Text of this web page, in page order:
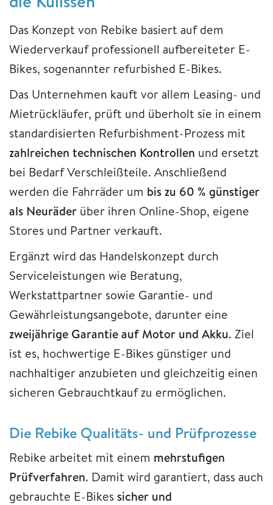
Das Konzept von Rebike basiert auf dem
Wiederverkauf professionell aufbereiteter E-
Bikes, sogenannter refurbished E-Bikes.
Das Unternehmen kauft vor allem Leasing- und
Mietrückläufer, prüft und überholt sie in einem
standardisierten Refurbishment-Prozess mit
zahlreichen technischen Kontrollen und ersetzt
bei Bedarf Verschleißteile. Anschließend
werden die Fahrräder um bis zu 60 % günstiger
als Neuräder über ihren Online-Shop, eigene
Stores und Partner verkauft.
Ergänzt wird das Handelskonzept durch
Serviceleistungen wie Beratung,
Werkstattpartner sowie Garantie- und
Gewährleistungsangebote, darunter eine
zweijährige Garantie auf Motor und Akku. Ziel
ist es, hochwertige E-Bikes günstiger und
nachhaltiger anzubieten und gleichzeitig einen
sicheren Gebrauchtkauf zu ermöglichen.
Die Rebike Qualitäts- und Prüfprozesse
Rebike arbeitet mit einem mehrstufigen
Prüfverfahren. Damit wird garantiert, dass auch
gebrauchte E-Bikes sicher und